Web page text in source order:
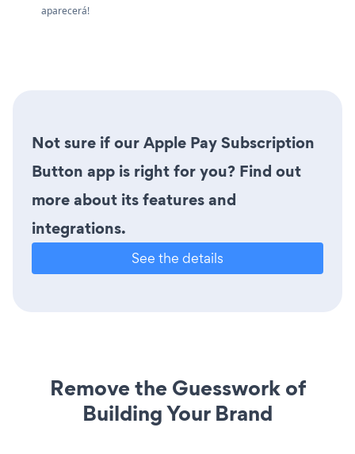
aparecerá!
Not sure if our Apple Pay Subscription
Button app is right for you? Find out
more about its features and
integrations.
See the details
Remove the Guesswork of
Building Your Brand